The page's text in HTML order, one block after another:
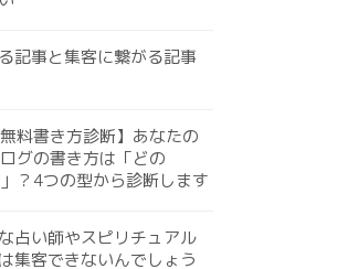
記事と集客に繋がる記事
無料書き方診断】あなたの
グの書き方は「どの
？4つの型から診断します
占い師やスピリチュアル
集客できないんでしょう